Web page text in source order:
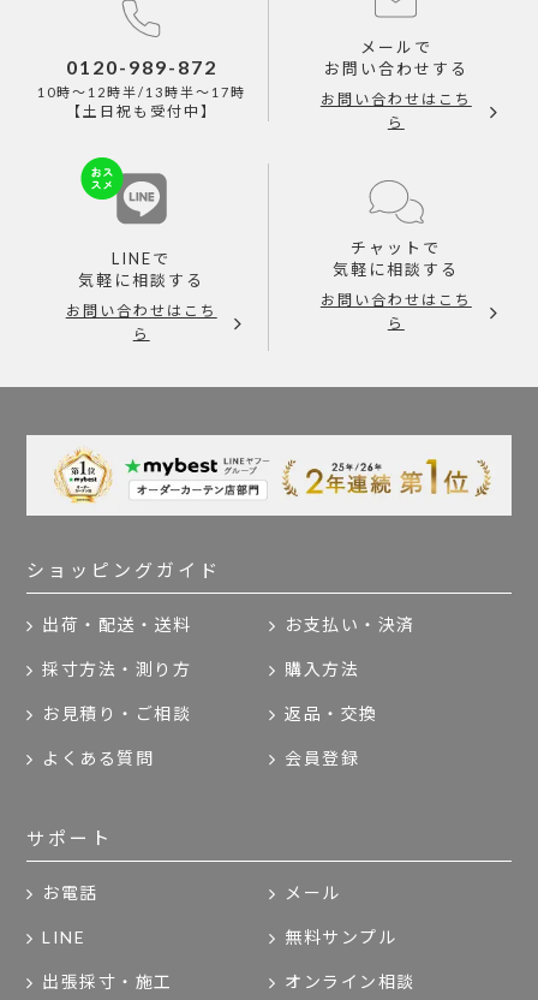
0120-989-872
10時～12時半/13時半～17時
【土日祝も受付中】
メールで
お問い合わせする
お問い合わせはこち
ら
LINEで
気軽に相談する
お問い合わせはこち
ら
チャットで
気軽に相談する
お問い合わせはこち
ら
ショッピングガイド
出荷・配送・送料 お支払い・決済
採寸方法・測り方 購入方法
お見積り・ご相談 返品・交換
よくある質問 会員登録
サポート
お電話 メール
LINE 無料サンプル
出張採寸・施工 オンライン相談